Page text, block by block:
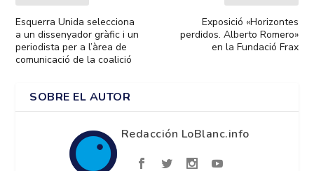
Esquerra Unida selecciona
a un dissenyador gràfic i un
periodista per a l’àrea de
comunicació de la coalició
Exposició «Horizontes
perdidos. Alberto Romero»
en la Fundació Frax
SOBRE EL AUTOR
Redacción LoBlanc.info